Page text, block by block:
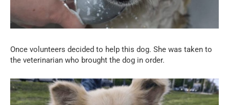
Once volunteers decided to help this dog. She was taken to
the veterinarian who brought the dog in order.